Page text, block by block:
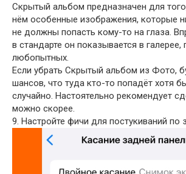
Скрытый альбом предназначен для
нём особенные изображения, которые
не должны попасть кому-то на глаза.
в стандарте он показывается в галерее,
любопытных.
Если убрать Скрытый альбом из Фото,
шансов, что туда кто-то попадёт хотя
случайно. Настоятельно рекомендует
можно скорее.
9. Настройте фичи для постукиваний по